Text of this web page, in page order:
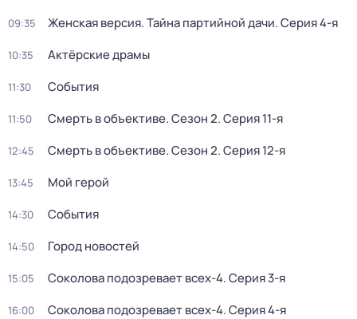
09:35 Женская версия. Тайна партийной дачи. Серия 4-я
10:35 Актёрские драмы
11:30 События
11:50 Смерть в объективе. Сезон 2. Серия 11-я
12:45 Смерть в объективе. Сезон 2. Серия 12-я
13:45 Мой герой
14:30 События
14:50 Город новостей
15:05 Соколова подозревает всех-4. Серия 3-я
16:00 Соколова подозревает всех-4. Серия 4-я